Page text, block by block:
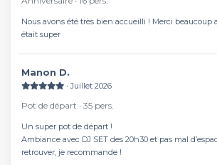
Nous avons été très bien accueilli ! Merci beaucoup
était super
Manon D.
∙ Juillet 2026
Pot de départ ∙ 35 pers.
Un super pot de départ !
Ambiance avec DJ SET des 20h30 et pas mal
retrouver, je recommande !